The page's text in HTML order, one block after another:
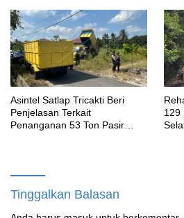
Asintel Satlap Tricakti Beri
Penjelasan Terkait
Penanganan 53 Ton Pasir
129
Tinggalkan Balasan